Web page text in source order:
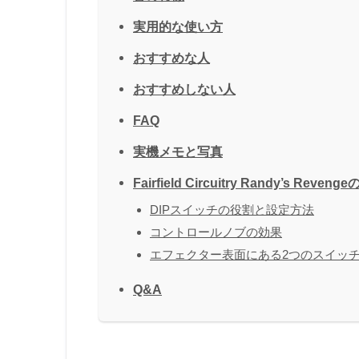
実用的な使い方
おすすめな人
おすすめしない人
FAQ
実機メモと写真
Fairfield Circuitry Randy’s Revenge
DIPスイッチの役割と設定方法
コントロールノブの効果
エフェクター表面にある2つのスイッチ
Q&A